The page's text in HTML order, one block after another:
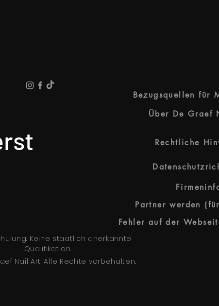
Bezugsquellen für
Über De Graef
Rechtliche
Partner werden
Keine staatlich anerkannte
Qualifikation.
Nail Art. Alle Rechte vorbehalten.